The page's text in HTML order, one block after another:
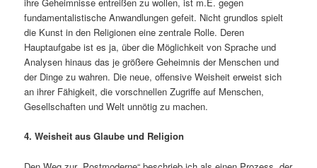
ihre Geheimnisse entreißen zu wollen, ist m.E. gegen
fundamentalistische Anwandlungen gefeit. Nicht grundlos spielt
die Kunst in den Religionen eine zentrale Rolle. Deren
Hauptaufgabe ist es ja, über die Möglichkeit von Sprache und
Analysen hinaus das je größere Geheimnis der Menschen und
der Dinge zu wahren. Die neue, offensive Weisheit erweist sich
an ihrer Fähigkeit, die vorschnellen Zugriffe auf Menschen,
Gesellschaften und Welt unnötig zu machen.
4. Weisheit aus Glaube und Religion